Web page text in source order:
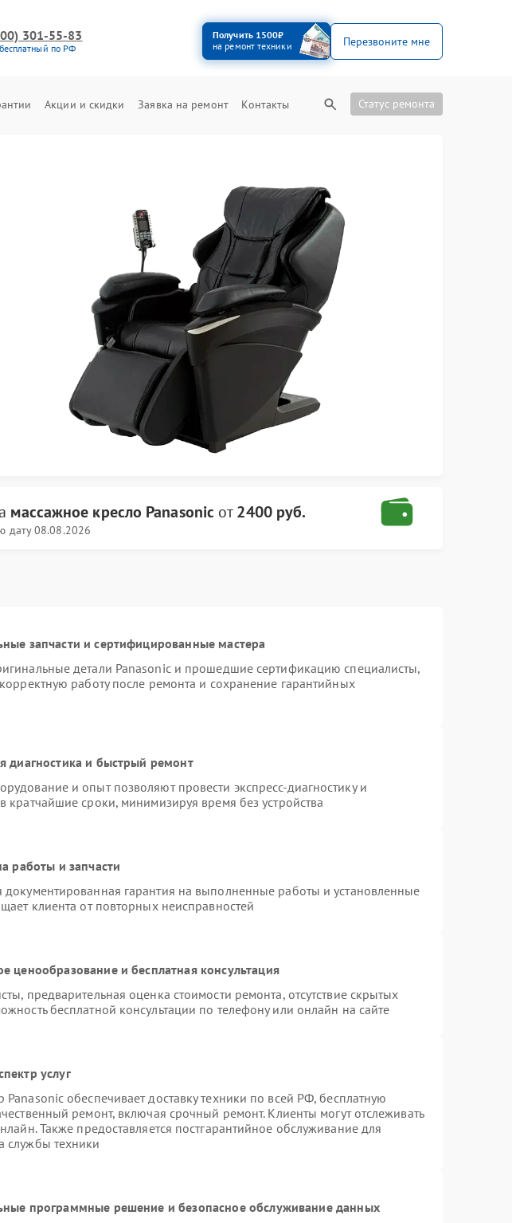
301-55-83
по РФ
Получить 1500₽
на ремонт техники
Перезвоните мне
Акции и скидки Заявка на ремонт Контакты Статус ремонта
массажное кресло Panasonic от2400 руб.
дату 08.08.2026
запчасти и сертифицированные мастера
детали Panasonic и прошедшие сертификацию специалисты,
корректную работу после ремонта и сохранение гарантийных
диагностика и быстрый ремонт
и опыт позволяют провести экспресс-диагностику и
кратчайшие сроки, минимизируя время без устройства
работы и запчасти
документированная гарантия на выполненные работы и установленные
клиента от повторных неисправностей
ценообразование и бесплатная консультация
предварительная оценка стоимости ремонта, отсутствие скрытых
бесплатной консультации по телефону или онлайн на сайте
услуг
Panasonic обеспечивает доставку техники по всей РФ, бесплатную
ремонт, включая срочный ремонт. Клиенты могут отслеживать
Также предоставляется постгарантийное обслуживание для
службы техники
программные решение и безопасное обслуживание данных